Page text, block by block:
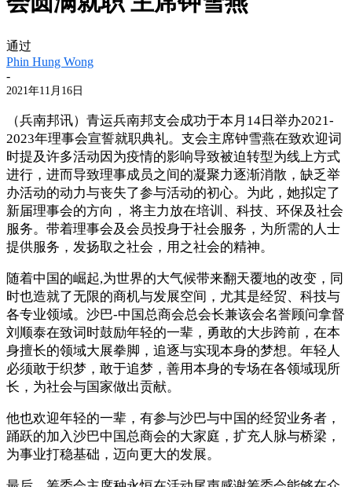
通过
Phin Hung Wong
-
2021年11月16日
（兵南邦讯）青运兵南邦支会成功于本月14日举办2021-
2023年理事会宣誓就职典礼。支会主席钟雪燕在致欢迎词
时提及许多活动因为疫情的影响导致被迫转型为线上方式
进行，进而导致理事成员之间的凝聚力逐渐消散，缺乏举
办活动的动力与丧失了参与活动的初心。为此，她拟定了
新届理事会的方向， 将主力放在培训、科技、环保及社会
服务。带着理事会及会员投身于社会服务，为所需的人士
提供服务，发扬取之社会，用之社会的精神。
随着中国的崛起,为世界的大气候带来翻天覆地的改变，同
时也造就了无限的商机与发展空间，尤其是经贸、科技与
各专业领域。沙巴-中国总商会总会长兼该会名誉顾问拿督
刘顺泰在致词时鼓励年轻的一辈，勇敢的大步跨前，在本
身擅长的领域大展拳脚，追逐与实现本身的梦想。年轻人
必须敢于织梦，敢于追梦，善用本身的专场在各领域现所
长，为社会与国家做出贡献。
他也欢迎年轻的一辈，有参与沙巴与中国的经贸业务者，
踊跃的加入沙巴中国总商会的大家庭，扩充人脉与桥梁，
为事业打稳基础，迈向更大的发展。